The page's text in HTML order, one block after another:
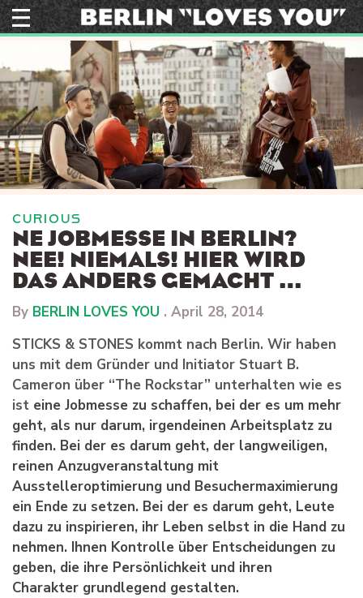
Skip
to
CURIOUS
NE JOBMESSE IN BERLIN?
NEE! NIEMALS! HIER WIRD
DAS ANDERS GEMACHT …
By BERLIN LOVES YOU . April 28, 2014
STICKS & STONES kommt nach Berlin. Wir haben
uns mit dem Gründer und Initiator Stuart B.
Cameron über “The Rockstar” unterhalten wie es
ist eine Jobmesse zu schaffen, bei der es um mehr
geht, als nur darum, irgendeinen Arbeitsplatz zu
finden. Bei der es darum geht, der langweiligen,
reinen Anzugveranstaltung mit
Ausstelleroptimierung und Besuchermaximierung
ein Ende zu setzen. Bei der es darum geht, Leute
dazu zu inspirieren, ihr Leben selbst in die Hand zu
nehmen. Ihnen Kontrolle über Entscheidungen zu
geben, die ihre Persönlichkeit und ihren
Charakter grundlegend gestalten.